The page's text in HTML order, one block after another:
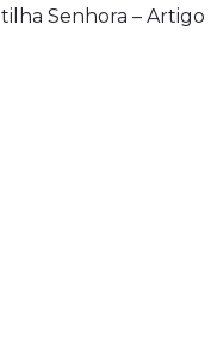
Senhora – Artigo